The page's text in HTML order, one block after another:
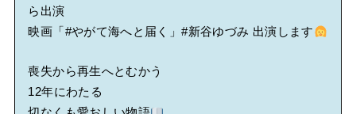
ら出演
映画「 #やがて海へと届く 」#新谷ゆづみ 出演します
喪失から再生へとむかう
12年にわたる